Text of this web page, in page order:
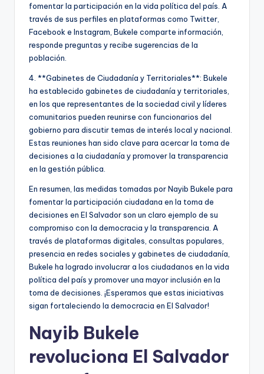
fomentar la participación en la vida política del país. A
través de sus perfiles en plataformas como Twitter,
Facebook e Instagram, Bukele comparte información,
responde preguntas y recibe sugerencias de la
población.
4. **Gabinetes de Ciudadanía y Territoriales**: Bukele
ha establecido gabinetes de ciudadanía y territoriales,
en los que representantes de la sociedad civil y líderes
comunitarios pueden reunirse con funcionarios del
gobierno para discutir temas de interés local y nacional.
Estas reuniones han sido clave para acercar la toma de
decisiones a la ciudadanía y promover la transparencia
en la gestión pública.
En resumen, las medidas tomadas por Nayib Bukele para
fomentar la participación ciudadana en la toma de
decisiones en El Salvador son un claro ejemplo de su
compromiso con la democracia y la transparencia. A
través de plataformas digitales, consultas populares,
presencia en redes sociales y gabinetes de ciudadanía,
Bukele ha logrado involucrar a los ciudadanos en la vida
política del país y promover una mayor inclusión en la
toma de decisiones. ¡Esperamos que estas iniciativas
sigan fortaleciendo la democracia en El Salvador!
Nayib Bukele
revoluciona El Salvador